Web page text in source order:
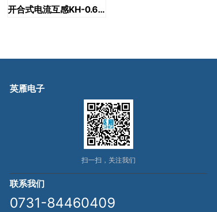
开合式电流互感KH-0.66-32
英雁电子
扫一扫，关注我们
联系我们
0731-84460409